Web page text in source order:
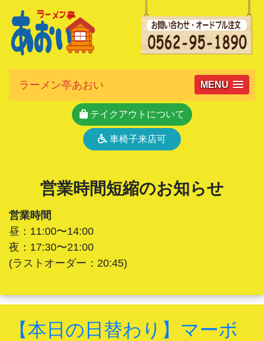
ラーメン亭あおい MENU
テイクアウトについて
車椅子来店可
営業時間短縮のお知らせ
営業時間
昼：11:00〜14:00
夜：17:30〜21:00
(ラストオーダー：20:45)
【本日の日替わり】マーボ